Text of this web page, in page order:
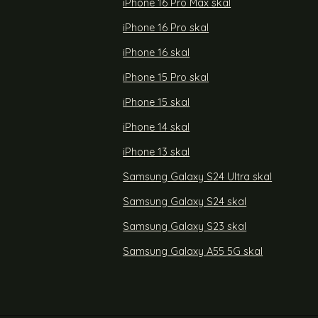
- HDMI 2.1
Hane - HDMI 2.1 Hona Adapter Blå
Vänstervinklad 8K 60Hz HDMI Hane - HDMI
2.1 Hona Svart
Art. nr 217347
rea prisVänstervinklad 8K 60Hz HDMI
iPhone 16 Pro Max skal
iPhone 16 Pro skal
iPhone 16 skal
iPhone 15 Pro skal
iPhone 15 skal
iPhone 14 skal
iPhone 13 skal
Samsung Galaxy S24 Ultra skal
Samsung Galaxy S24 skal
Samsung Galaxy S23 skal
Samsung Galaxy A55 5G skal